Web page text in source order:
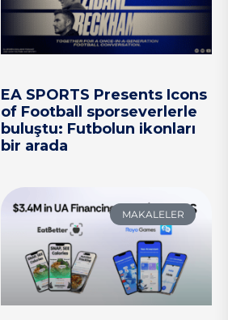
EA SPORTS Presents Icons
of Football sporseverlerle
buluştu: Futbolun ikonları
bir arada
MAKALELER